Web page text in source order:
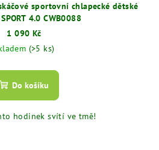
sportovní chlapecké dětské
hodinky SPORT 4.0 CWB0088
1 090 Kč
(>5 ks)
Do košíku
hodinek svítí ve tmě!